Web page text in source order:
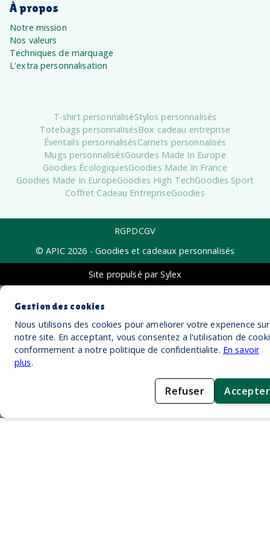
À propos
Notre mission
Nos valeurs
Techniques de marquage
L'extra personnalisation
T-shirt personnaliséStylos personnalisés
Totebags personnalisésBox cadeau entreprise
Éventails personnalisésCarnets personnalisés
Mugs personnalisésGourdes Made In Europe
Goodies ÉcologiquesGoodies Made In France
Goodies Made In EuropeGoodies High TechGoodies Sport
Coffret Cadeau EntrepriseGoodies
RGPDCGV
© APIC 2026 - Goodies et cadeaux personnalisés
Site propulsé par Sylex
Gestion des cookies
Nous utilisons des cookies pour ameliorer votre experience sur
notre site. En acceptant, vous consentez a l'utilisation de
conformement a notre politique de confidentialite. En savoir
plus.
Refuser Accepter